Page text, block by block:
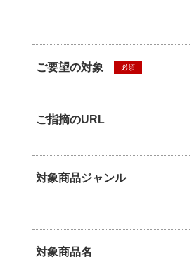
ご要望の対象 必須
ご指摘のURL
対象商品ジャンル
対象商品名